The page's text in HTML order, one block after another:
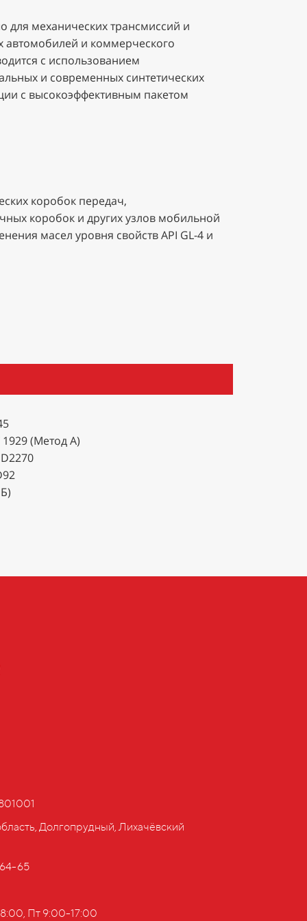
для механических трансмиссий и
автомобилей и коммерческого
с использованием
и современных синтетических
с высокоэффективным пакетом
коробок передач,
коробок и других узлов мобильной
масел уровня свойств API GL-4 и
(Метод А)
Долгопрудный, Лихачёвский
65
Пт 9:00-17:00